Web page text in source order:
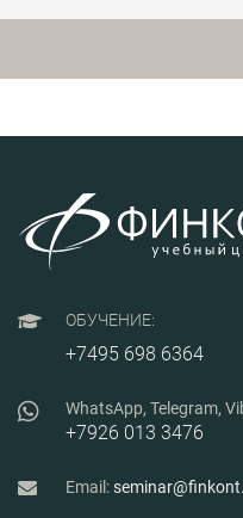
организация оплаты
ОБУЧЕНИЕ:
+7495 698 6364
WhatsApp, Telegram,
+7926 013 3476
Email: